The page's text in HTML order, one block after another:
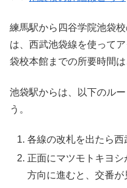
練馬駅から四谷学院池袋
は、西武池袋線を使って
袋校本館までの所要時間は
池袋駅からは、以下のル
う。
各線の改札を出たら西
正面にマツモトキヨ
方向に進むと、交番が